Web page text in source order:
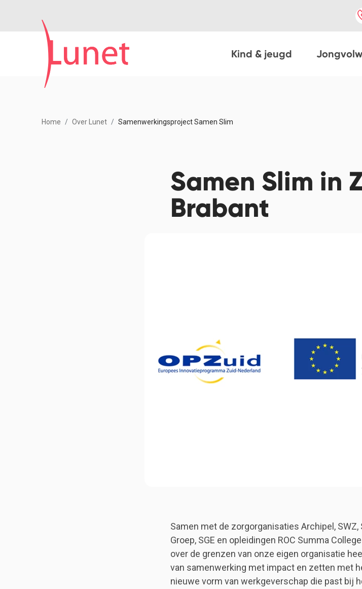
Kind & jeugd
Home Over Lunet Samenwerkingsproject Samen Slim
Samen Slim in
Brabant
Samen met de zorgorganisaties Archipel,
Groep, SGE en opleidingen ROC Summa
over de grenzen van onze eigen organisatie
van samenwerking met impact en zetten met
nieuwe vorm van werkgeverschap die past bij